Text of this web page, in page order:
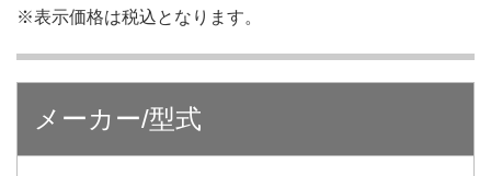
※表示価格は税込となります。
メーカー/型式